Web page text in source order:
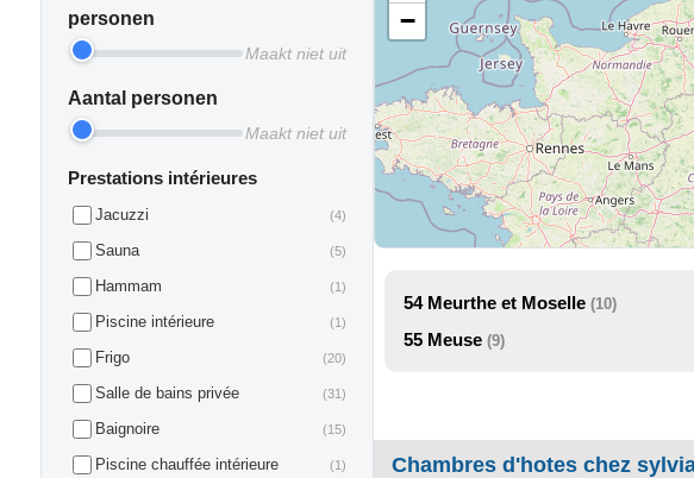
personen
Maakt niet uit
Aantal personen
Maakt niet uit
Prestations intérieures
Jacuzzi (4)
Sauna (5)
Hammam (1)
Piscine intérieure (1)
Frigo (20)
Salle de bains privée (31)
Baignoire (15)
Piscine chauffée intérieure (1)
−
54 Meurthe et Moselle (10)
55 Meuse (9)
Chambres d'hotes chez